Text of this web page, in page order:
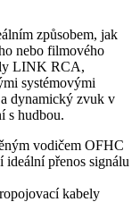
způsobem, jak
nebo filmového
LINK RCA,
systémovými
dynamický zvuk v
s hudbou.
vodičem OFHC
přenos signálu
kabely